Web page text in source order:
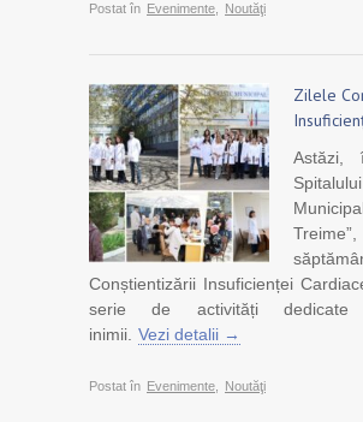
Postat în Evenimente Noutăţi
Zilele
Astăzi,
Conștientizării Insuficienței
serie de activități dedicate
inimii. Vezi detalii →
Postat în Evenimente Noutăţi